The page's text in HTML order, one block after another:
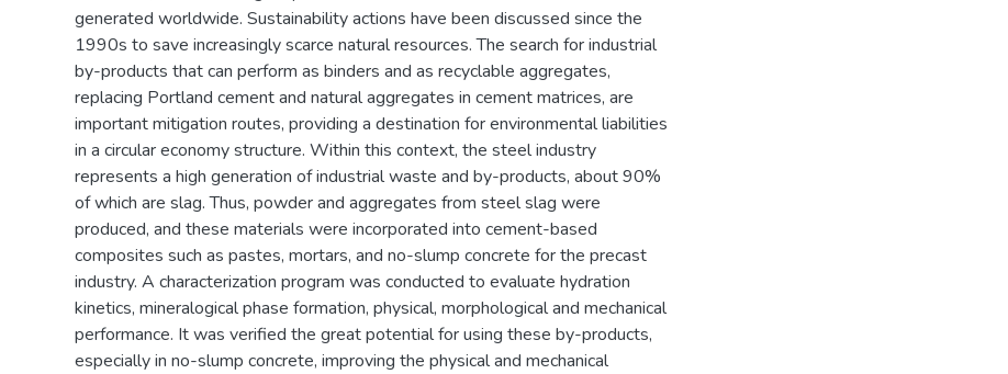
generated worldwide. Sustainability actions have been discussed since the
1990s to save increasingly scarce natural resources. The search for industrial
by-products that can perform as binders and as recyclable aggregates,
replacing Portland cement and natural aggregates in cement matrices, are
important mitigation routes, providing a destination for environmental liabilities
in a circular economy structure. Within this context, the steel industry
represents a high generation of industrial waste and by-products, about 90%
of which are slag. Thus, powder and aggregates from steel slag were
produced, and these materials were incorporated into cement-based
composites such as pastes, mortars, and no-slump concrete for the precast
industry. A characterization program was conducted to evaluate hydration
kinetics, mineralogical phase formation, physical, morphological and mechanical
performance. It was verified the great potential for using these by-products,
especially in no-slump concrete, improving the physical and mechanical